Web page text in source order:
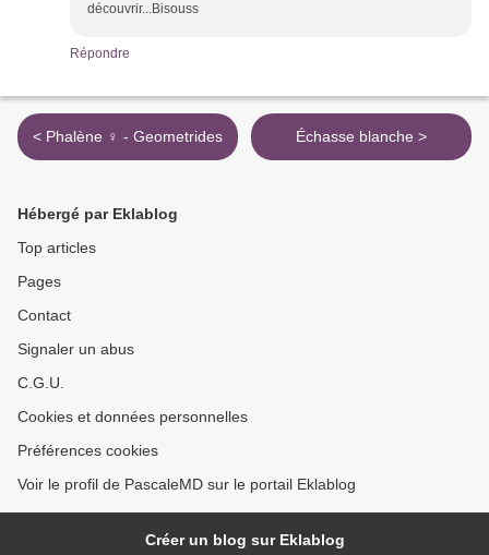
découvrir...Bisouss
Répondre
< Phalène ♀ - Geometrides Échasse blanche >
Hébergé par Eklablog
Top articles
Pages
Contact
Signaler un abus
C.G.U.
Cookies et données personnelles
Préférences cookies
Voir le profil de PascaleMD sur le portail Eklablog
Créer un blog sur Eklablog